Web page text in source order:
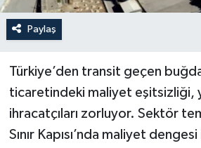
Paylaş
Türkiye’den transit geçen
ticaretindeki maliyet eşitsizliği,
ihracatçıları zorluyor. Sektör
Sınır Kapısı’nda maliyet